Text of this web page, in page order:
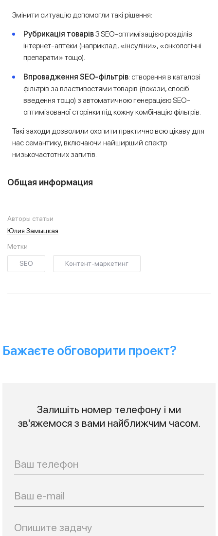
Змінити ситуацію допомогли такі рішення:
Рубрикація товарівЗ SEO-оптимізацією розділів
інтернет-аптеки (наприклад, «інсуліни», «онкологічні
препарати» тощо).
Впровадження SEO-фільтрів: створення в каталозі
фільтрів за властивостями товарів (покази, спосіб
введення тощо) з автоматичною генерацією SEO-
оптимізованої сторінки під кожну комбінацію фільтрів.
Такі заходи дозволили охопити практично всю цікаву для
нас семантику, включаючи найширший спектр
низькочастотних запитів.
Общая информация
Авторы статьи
Юлия Замыцкая
Метки
SEO Контент-маркетинг
Бажаєте обговорити проект?
Залишіть номер телефону і ми
зв'яжемося з вами найближчим часом.
Телефон
Email